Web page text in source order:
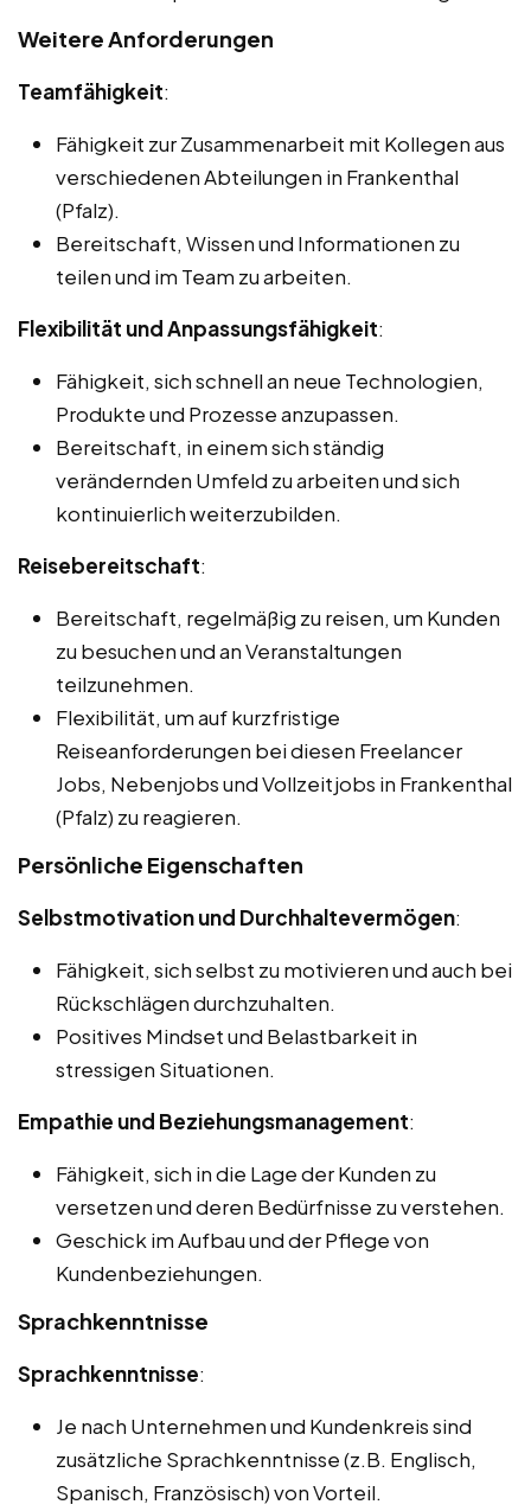
Weitere Anforderungen
Teamfähigkeit:
Fähigkeit zur Zusammenarbeit mit Kollegen aus
verschiedenen Abteilungen in Frankenthal
(Pfalz).
Bereitschaft, Wissen und Informationen zu
teilen und im Team zu arbeiten.
Flexibilität und Anpassungsfähigkeit:
Fähigkeit, sich schnell an neue Technologien,
Produkte und Prozesse anzupassen.
Bereitschaft, in einem sich ständig
verändernden Umfeld zu arbeiten und sich
kontinuierlich weiterzubilden.
Reisebereitschaft:
Bereitschaft, regelmäßig zu reisen, um Kunden
zu besuchen und an Veranstaltungen
teilzunehmen.
Flexibilität, um auf kurzfristige
Reiseanforderungen bei diesen Freelancer
Jobs, Nebenjobs und Vollzeitjobs in Frankenthal
(Pfalz) zu reagieren.
Persönliche Eigenschaften
Selbstmotivation und Durchhaltevermögen:
Fähigkeit, sich selbst zu motivieren und auch bei
Rückschlägen durchzuhalten.
Positives Mindset und Belastbarkeit in
stressigen Situationen.
Empathie und Beziehungsmanagement:
Fähigkeit, sich in die Lage der Kunden zu
versetzen und deren Bedürfnisse zu verstehen.
Geschick im Aufbau und der Pflege von
Kundenbeziehungen.
Sprachkenntnisse
Sprachkenntnisse:
Je nach Unternehmen und Kundenkreis sind
zusätzliche Sprachkenntnisse (z.B. Englisch,
Spanisch, Französisch) von Vorteil.